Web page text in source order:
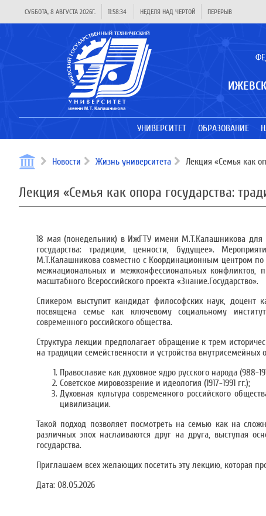
СУББОТА, 8 АВГУСТА 2026Г. 11:58:34 НЕДЕЛЯ НАД ЧЕРТОЙ ПЕРЕРЫВ
УНИВЕРСИТЕТ ОБРАЗОВАНИЕ
Новости Жизнь университета Лекция «Семья как
Лекция «Семья как опора государства:
18 мая (понедельник) в ИжГТУ имени М.Т.Калашникова для
государства: традиции, ценности, будущее».
М.Т.Калашникова совместно с Координационным центром
межнациональных и межконфессиональных конфликтов,
масштабного Всероссийского проекта «Знание.Государство».
Спикером выступит кандидат философских наук,
посвящена семье как ключевому социальному
современного российского общества.
Структура лекции предполагает обращение к трем
на традиции семейственности и устройства внутрисемейных
Православие как духовное ядро русского народа (988-
Советское мировоззрение и идеология (1917-1991 гг.);
Духовная культура современного российского
цивилизации.
Такой подход позволяет посмотреть на семью как на
различных эпох наслаиваются друг на друга, выступая
государства.
Приглашаем всех желающих посетить эту лекцию, которая
Дата: 08.05.2026